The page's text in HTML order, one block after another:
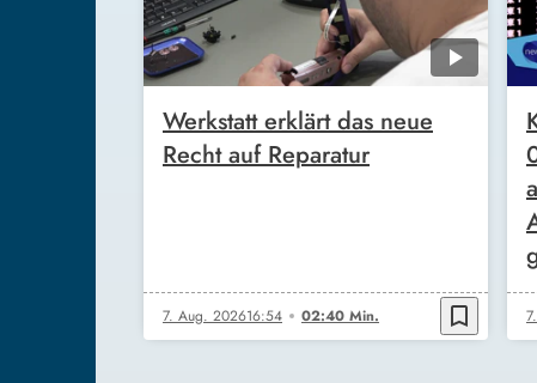
Werkstatt erklärt das neue
Recht auf Reparatur
7. Aug. 202616:54 02:40 Min. bookmark_border